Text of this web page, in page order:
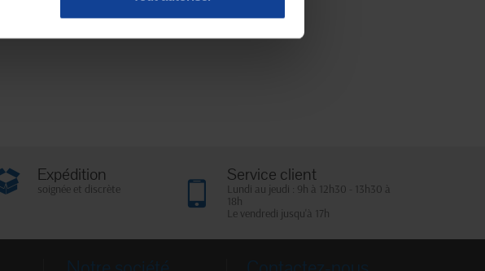
Expédition
soignée et discrète
Service client
Lundi au jeudi : 9h à 12h30 - 13h30 à
18h
Le vendredi jusqu'à 17h